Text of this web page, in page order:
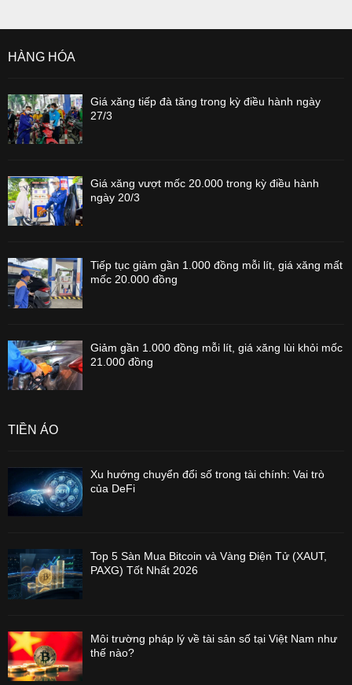
HÀNG HÓA
Giá xăng tiếp đà tăng trong kỳ điều hành ngày
27/3
Giá xăng vượt mốc 20.000 trong kỳ điều hành
ngày 20/3
Tiếp tục giảm gần 1.000 đồng mỗi lít, giá xăng mất
mốc 20.000 đồng
Giảm gần 1.000 đồng mỗi lít, giá xăng lùi khỏi mốc
21.000 đồng
TIỀN ẢO
Xu hướng chuyển đổi số trong tài chính: Vai trò
của DeFi
Top 5 Sàn Mua Bitcoin và Vàng Điện Tử (XAUT,
PAXG) Tốt Nhất 2026
Môi trường pháp lý về tài sản số tại Việt Nam như
thế nào?